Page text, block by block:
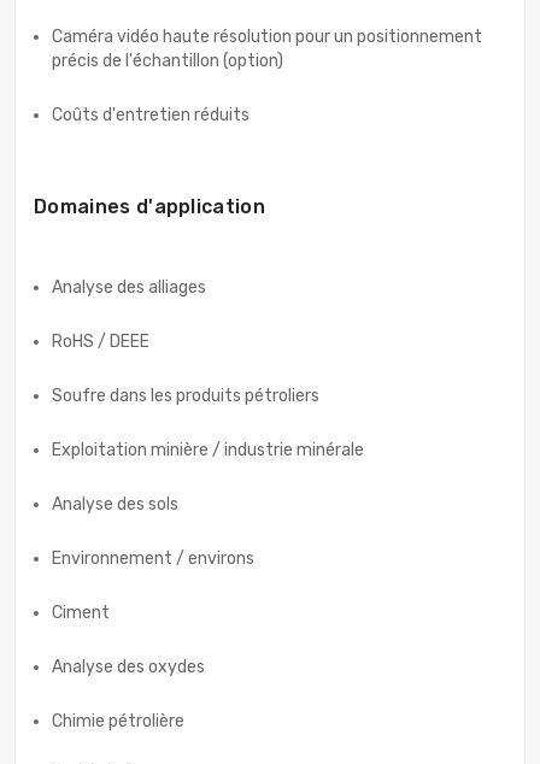
Caméra vidéo haute résolution pour un positionnement
précis de l'échantillon (option)
Coûts d'entretien réduits
Domaines d'application
Analyse des alliages
RoHS / DEEE
Soufre dans les produits pétroliers
Exploitation minière / industrie minérale
Analyse des sols
Environnement / environs
Ciment
Analyse des oxydes
Chimie pétrolière